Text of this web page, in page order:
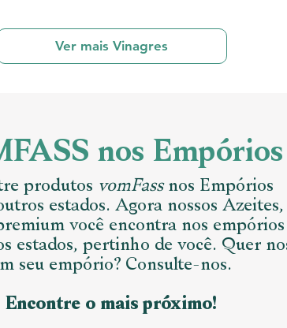
Ver mais Vinagres
nos Empórios
produtos vomFassnos Empórios
estados. Agora nossos
você encontra nos
estados, pertinho de você. Quer
seu empório? Consulte-nos.
Encontre o mais próximo!